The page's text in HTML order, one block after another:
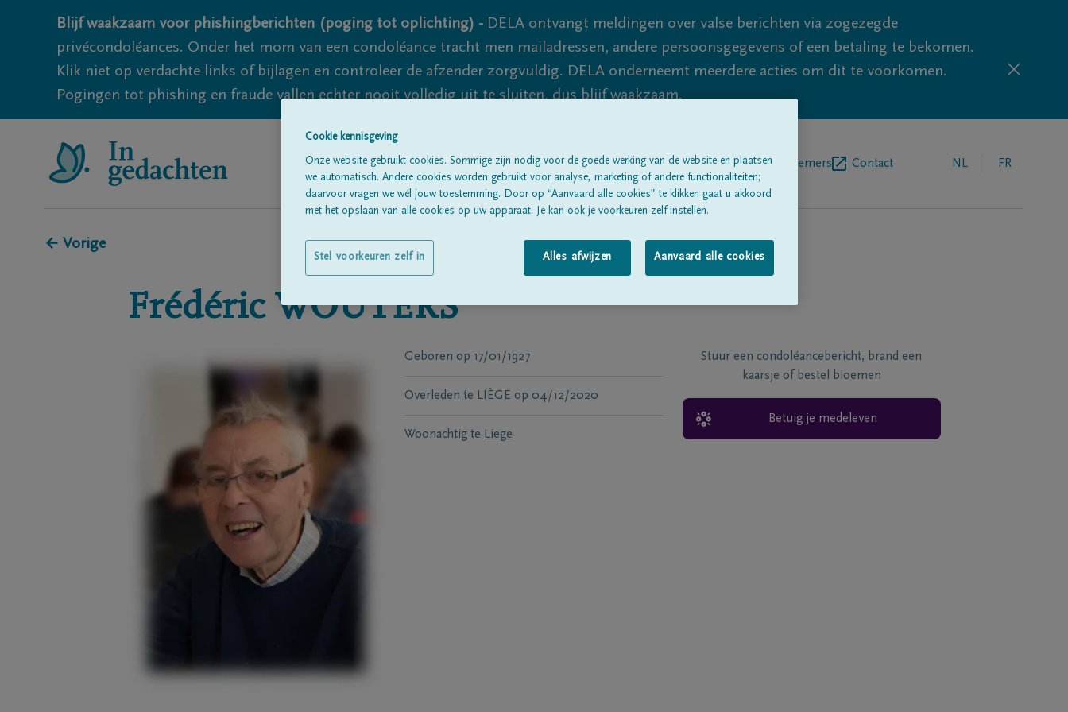
Blijf waakzaam voor phishingberichten (poging tot oplichting) - DELA ontvangt meldingen over valse berichten via zogezegde
privécondoléances. Onder het mom van een condoléance tracht men mailadressen, andere persoonsgegevens of een betaling te bekomen.
Klik niet op verdachte links of bijlagen en controleer de afzender zorgvuldig. DELA onderneemt meerdere acties om dit te voorkomen.
Pogingen tot phishing en fraude vallen echter nooit volledig uit te sluiten, dus blijf waakzaam.
Alle rouwberichtenOver onsBegrafenisondernemers Contact NL FR
← Vorige
Frédéric WOUTERS
Geboren op 17/01/1927
Overleden te LIÈGE op 04/12/2020
Woonachtig te Liege
Stuur een condoléancebericht, brand een
kaarsje of bestel bloemen
Betuig je medeleven
Cookie kennisgeving
Onze website gebruikt cookies. Sommige zijn nodig voor de goede werking van de website en plaatsen
we automatisch. Andere cookies worden gebruikt voor analyse, marketing of andere functionaliteiten;
daarvoor vragen we wél jouw toestemming. Door op “Aanvaard alle cookies” te klikken gaat u akkoord
met het opslaan van alle cookies op uw apparaat. Je kan ook je voorkeuren zelf instellen.
Alles afwijzen Aanvaard alle cookies
Stel voorkeuren zelf in